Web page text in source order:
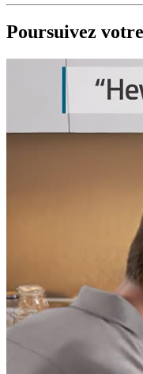
Poursuivez